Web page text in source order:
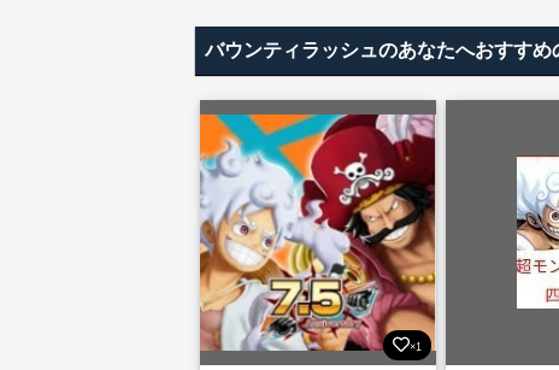
バウンティラッシュのあなたへおすすめ
×1